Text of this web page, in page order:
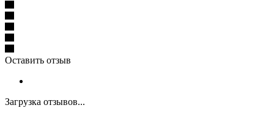
Оставить отзыв
Загрузка отзывов...